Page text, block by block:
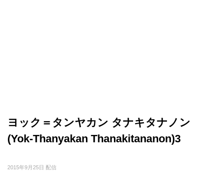
ヨック＝タンヤカン タナキタナノン
(Yok-Thanyakan Thanakitananon)3
2015年9月25日 配信